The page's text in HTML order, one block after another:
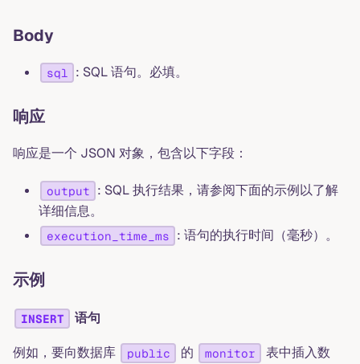
Body
sql : SQL 语句。必填。
响应
响应是一个 JSON 对象，包含以下字段：
output
: SQL 执行结果，请参阅下面的示例以了解
详细信息。
execution_time_ms : 语句的执行时间（毫秒）。
示例
INSERT 语句
例如，要向数据库 public 的 monitor
表中插入数